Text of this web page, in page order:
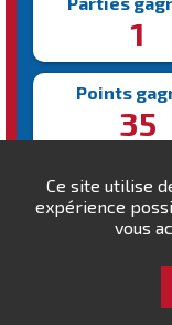
Ce site utilise
expérience
vous
1
Points
35
Victoire la